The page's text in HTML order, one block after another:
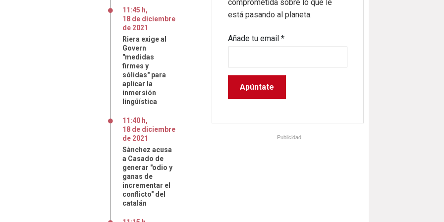
11:45 h,
18 de diciembre
de 2021
Riera exige al
Govern
"medidas
firmes y
sólidas" para
aplicar la
inmersión
lingüística
11:40 h,
18 de diciembre
de 2021
Sànchez acusa
a Casado de
generar "odio y
ganas de
incrementar el
conflicto" del
catalán
comprometida sobre lo que le
está pasando al planeta.
Añade tu email*
Publicidad